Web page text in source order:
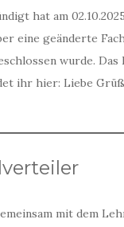
hat am
eine geänderte
wurde.
ihr hier: Liebe
mit dem